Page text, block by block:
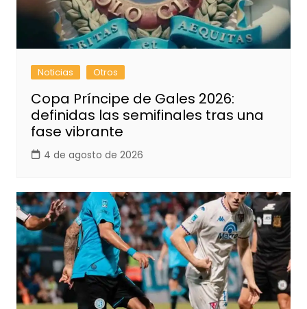
Noticias Otros
Copa Príncipe de Gales 2026:
definidas las semifinales tras una
fase vibrante
4 de agosto de 2026